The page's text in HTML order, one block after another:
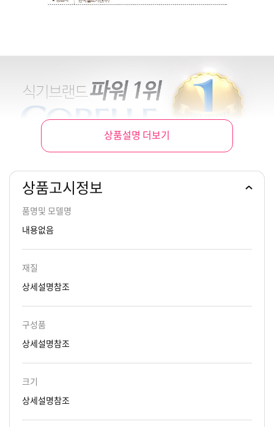
상품설명 더보기
상품고시정보
품명및 모델명
내용없음
재질
상세설명참조
구성품
상세설명참조
크기
상세설명참조